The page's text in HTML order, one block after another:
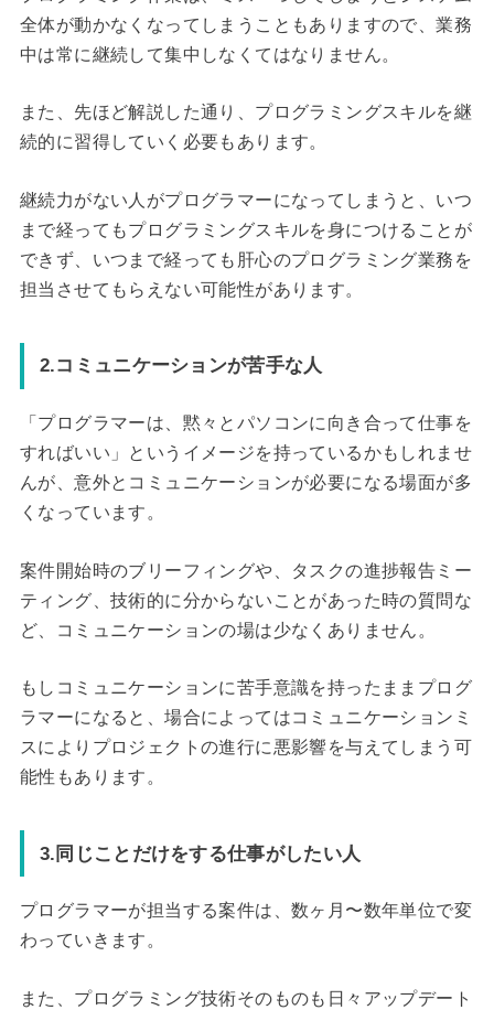
全体が動かなくなってしまうこともありますので、業務
中は常に継続して集中しなくてはなりません。
また、先ほど解説した通り、プログラミングスキルを継
続的に習得していく必要もあります。
継続力がない人がプログラマーになってしまうと、いつ
まで経ってもプログラミングスキルを身につけることが
できず、いつまで経っても肝心のプログラミング業務を
担当させてもらえない可能性があります。
2.コミュニケーションが苦手な人
「プログラマーは、黙々とパソコンに向き合って仕事を
すればいい」というイメージを持っているかもしれませ
んが、意外とコミュニケーションが必要になる場面が多
くなっています。
案件開始時のブリーフィングや、タスクの進捗報告ミー
ティング、技術的に分からないことがあった時の質問な
ど、コミュニケーションの場は少なくありません。
もしコミュニケーションに苦手意識を持ったままプログ
ラマーになると、場合によってはコミュニケーションミ
スによりプロジェクトの進行に悪影響を与えてしまう可
能性もあります。
3.同じことだけをする仕事がしたい人
プログラマーが担当する案件は、数ヶ月〜数年単位で変
わっていきます。
また、プログラミング技術そのものも日々アップデート